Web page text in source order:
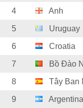
4 Anh
5 Uruguay
6 Croatia
7 Bồ Đào
8 Tây Ban
9 Argentina